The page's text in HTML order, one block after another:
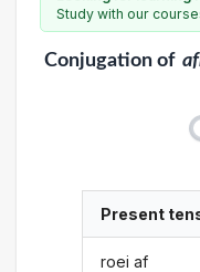
Study with our
Conjugationof
Present
roei af